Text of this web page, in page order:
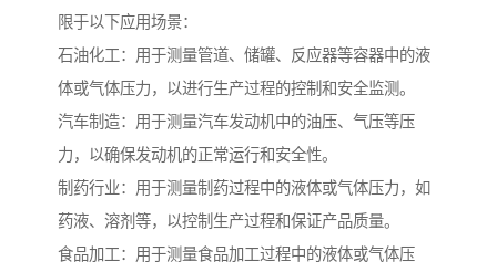
限于以下应用场景：
石油化工：用于测量管道、储罐、反应器等容器中的液
体或气体压力，以进行生产过程的控制和安全监测。
汽车制造：用于测量汽车发动机中的油压、气压等压
力，以确保发动机的正常运行和安全性。
制药行业：用于测量制药过程中的液体或气体压力，如
药液、溶剂等，以控制生产过程和保证产品质量。
食品加工：用于测量食品加工过程中的液体或气体压